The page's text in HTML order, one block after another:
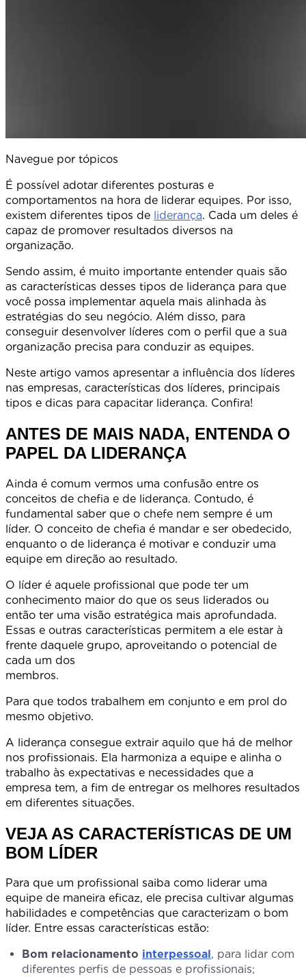
Navegue por tópicos
É possível adotar diferentes posturas e
comportamentos na hora de liderar equipes. Por isso,
existem diferentes tipos de liderança. Cada um deles é
capaz de promover resultados diversos na
organização.
Sendo assim, é muito importante entender quais são
as características desses tipos de liderança para que
você possa implementar aquela mais alinhada às
estratégias do seu negócio. Além disso, para
conseguir desenvolver líderes com o perfil que a sua
organização precisa para conduzir as equipes.
Neste artigo vamos apresentar a influência dos líderes
nas empresas, características dos líderes, principais
tipos e dicas para capacitar liderança. Confira!
ANTES DE MAIS NADA, ENTENDA O
PAPEL DA LIDERANÇA
Ainda é comum vermos uma confusão entre os
conceitos de chefia e de liderança. Contudo, é
fundamental saber que o chefe nem sempre é um
líder. O conceito de chefia é mandar e ser obedecido,
enquanto o de liderança é motivar e conduzir uma
equipe em direção ao resultado.
O líder é aquele profissional que pode ter um
conhecimento maior do que os seus liderados ou
então ter uma visão estratégica mais aprofundada.
Essas e outras características permitem a ele estar à
frente daquele grupo, aproveitando o potencial de
cada um dos
Para que todos trabalhem em conjunto e em prol do
mesmo objetivo.
A liderança consegue extrair aquilo que há de melhor
nos profissionais. Ela harmoniza a equipe e alinha o
trabalho às expectativas e necessidades que a
empresa tem, a fim de entregar os melhores resultados
em diferentes situações.
VEJA AS CARACTERÍSTICAS DE UM
BOM LÍDER
Para que um profissional saiba como liderar uma
equipe de maneira eficaz, ele precisa cultivar algumas
habilidades e competências que caracterizam o bom
líder. Entre essas características estão:
Bom relacionamento interpessoal, para lidar com
diferentes perfis de pessoas e profissionais;